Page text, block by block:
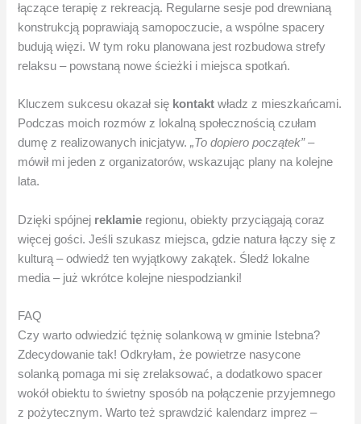
łączące terapię z rekreacją. Regularne sesje pod drewnianą
konstrukcją poprawiają samopoczucie, a wspólne spacery
budują więzi. W tym roku planowana jest rozbudowa strefy
relaksu – powstaną nowe ścieżki i miejsca spotkań.
Kluczem sukcesu okazał się kontakt władz z mieszkańcami.
Podczas moich rozmów z lokalną społecznością czułam
dumę z realizowanych inicjatyw.„To dopiero początek”–
mówił mi jeden z organizatorów, wskazując plany na kolejne
lata.
Dzięki spójnej reklamie regionu, obiekty przyciągają coraz
więcej gości. Jeśli szukasz miejsca, gdzie natura łączy się z
kulturą – odwiedź ten wyjątkowy zakątek. Śledź lokalne
media – już wkrótce kolejne niespodzianki!
FAQ
Czy warto odwiedzić tężnię solankową w gminie Istebna?
Zdecydowanie tak! Odkryłam, że powietrze nasycone
solanką pomaga mi się zrelaksować, a dodatkowo spacer
wokół obiektu to świetny sposób na połączenie przyjemnego
z pożytecznym. Warto też sprawdzić kalendarz imprez –